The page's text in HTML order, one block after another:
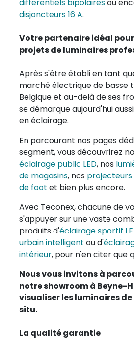
différentiels bipolairesou
disjoncteurs 16 A.
Votre partenaire idéal
projets de luminaires
Après s'être établi en tant
marché électrique de basse
Belgique et au-delà de ses
se démarque aujourd'hui
en éclairage.
En parcourant nos pages
segment, vous découvrirez
éclairage public LED, nos
de magasins, nos projecteurs
de foot et bien plus encore.
Avec Teconex, chacune de
s'appuyer sur une vaste
produits d'éclairage sportif
urbain intelligent ou d'
intérieur, pour n'en citer que
Nous vous invitons à
notre showroom à Beyne-
visualiser les luminaires
situ.
La qualité garantie